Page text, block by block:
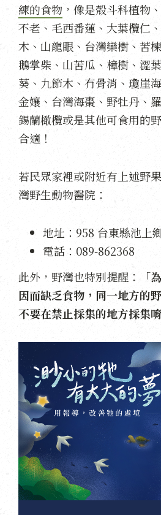
練的食物 ，像是殼斗科植物
不老、毛西番蓮、大葉欖仁
木、山龍眼、台灣欒樹、苦
鵝掌柴、山苦瓜、樟樹、澀
葵、九節木、冇骨消、瓊崖
金孃、台灣海棗、野牡丹、
錫蘭橄欖或是其他可食用的
合適！
若民眾家裡或附近有上述野
灣野生動物醫院：
地址：958 台東縣池上
電話：089-862368
此外，野灣也特別提醒：「
因而缺乏食物，同一地方的
不要在禁止採集的地方採集唷